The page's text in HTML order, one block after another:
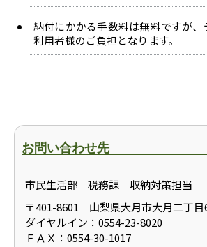
納付にかかる手数料は無料ですが、
利用者様のご負担となります。
お問い合わせ先
市民生活部 税務課 収納対策担当
〒401-8601 山梨県大月市大月二丁目
ダイヤルイン：0554-23-8020
ＦＡＸ：0554-30-1017